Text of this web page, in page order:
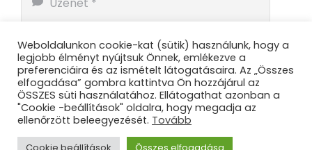
Küldés
Weboldalunkon cookie-kat (sütik) használunk, hogy a
legjobb élményt nyújtsuk Önnek, emlékezve a
preferenciáira és az ismételt látogatásaira. Az „Összes
elfogadása” gombra kattintva Ön hozzájárul az
ÖSSZES süti használatához. Ellátogathat azonban a
"Cookie -beállítások" oldalra, hogy megadja az
ellenőrzött beleegyezését. Tovább